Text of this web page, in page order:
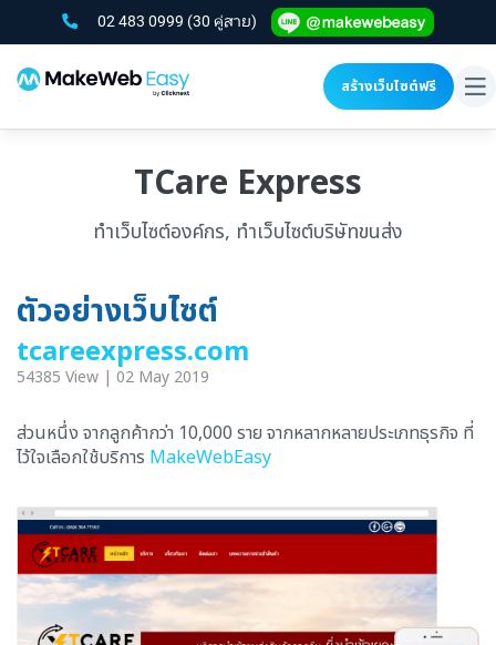
02 483 0999 (30 คู่สาย)
สร้างเว็บไซต์ฟรี
TCare Express
ทำเว็บไซต์องค์กร, ทำเว็บไซต์บริษัทขนส่ง
ตัวอย่างเว็บไซต์
tcareexpress.com
54385 View | 02 May 2019
ส่วนหนึ่ง จากลูกค้ากว่า 10,000 ราย จากหลากหลายประเภทธุรกิจ ที่
ไว้ใจเลือกใช้บริการ MakeWebEasy